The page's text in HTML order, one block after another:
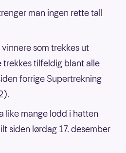
man ingen rette tall
som trekkes ut
trekkes tilfeldig blant alle
forrige Supertrekning
like mange lodd i hatten
siden lørdag 17. desember